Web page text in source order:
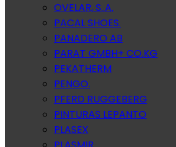
OVELAR, S..A.
PACAL SHOES.
PANADERO AB
PARAT GMBH+ CO.KG
PEKATHERM
PENGO.
PFERD RUGGEBERG
PINTURAS LEPANTO
PLASEX